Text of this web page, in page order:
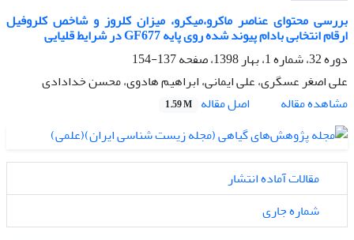
بررسی محتوای عناصر ماکرو،میکرو، میزان کلروز و شاخص کلروفیل
ارقام انتخابی بادام پیوند شده روی پایه GF677 در شرایط قلیایی
دوره 32، شماره 1، بهار 1398، صفحه
137-154
علی اصغر عسگری، علی ایمانی، ابراهیم هادوی، محسن خدادادی
مشاهده مقاله
اصل مقاله 1.59 M
مقالات آماده انتشار
شماره جاری